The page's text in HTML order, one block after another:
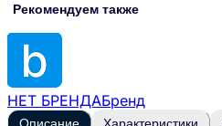
Рекомендуем также
НЕТ БРЕНДАБренд